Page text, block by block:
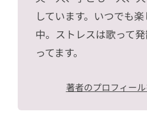
しています。いつでも
中。ストレスは歌って
ってます。
著者のプロフィー